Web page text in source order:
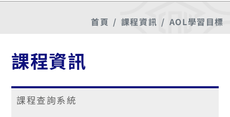
首頁 課程資訊 AOL學習目標
課程資訊
課程查詢系統